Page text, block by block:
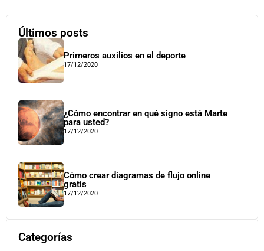
Últimos posts
Primeros auxilios en el deporte
17/12/2020
¿Cómo encontrar en qué signo está Marte
para usted?
17/12/2020
Cómo crear diagramas de flujo online
gratis
17/12/2020
Categorías